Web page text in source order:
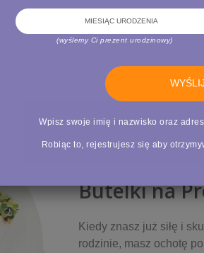
(wyślemy Ci prezent urodzinowy)
Wpisz swoje imię i nazwisko oraz
Robiąc to, rejestrujesz się aby
Butelki na
Kiedy znasz już siłę i
rodzinie, masz ochotę